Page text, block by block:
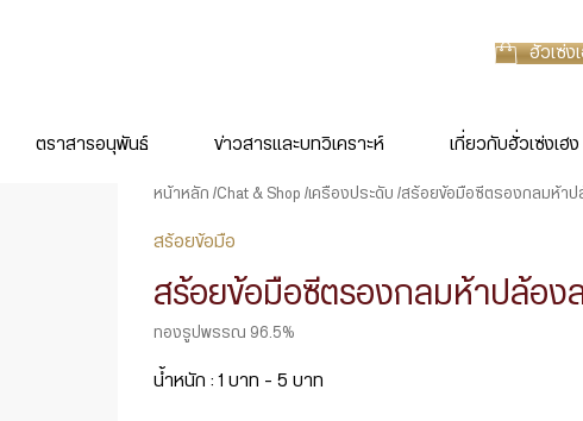
ฮั่วเซ่ง
ตราสารอนุพันธ์ ข่าวสารและบทวิเคราะห์ เกี่ยวกับฮั่วเซ่งเฮง
หน้าหลัก Chat & Shop เครื่องประดับ สร้อยข้อมือซีตรองกลมห้าป
สร้อยข้อมือ
สร้อยข้อมือซีตรองกลมห้าปล้อง
ทองรูปพรรณ 96.5%
น้ำหนัก : 1 บาท – 5 บาท